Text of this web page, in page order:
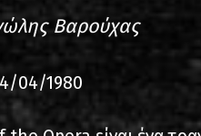
Stadium
Βαρούχας
04/1980